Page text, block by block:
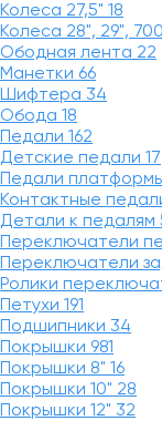
Колеса 27,5" 18
Колеса 28", 29",
Ободная лента 22
Манетки 66
Шифтера 34
Обода 18
Педали 162
Детские педали 17
Педали
Контактные
Детали к педалям
Переключатели
Переключатели
Ролики
Петухи 191
Подшипники 34
Покрышки 981
Покрышки 8" 16
Покрышки 10" 28
Покрышки 12" 32